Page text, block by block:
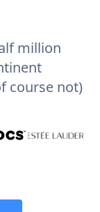
million
course not)